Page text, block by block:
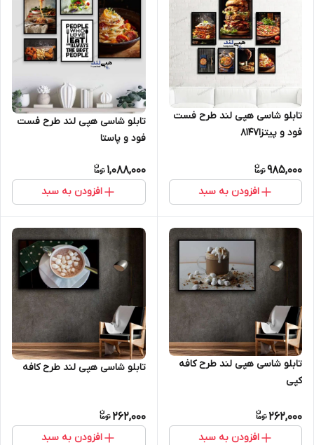
تابلو شاسی هپی لند طرح فست
فود و پیتزا8147
985,000
افزودن به سبد
تابلو شاسی هپی لند طرح فست
فود و پاستا
1,088,000
افزودن به سبد
تابلو شاسی هپی لند طرح کافه
کپی
262,000
افزودن به سبد
تابلو شاسی هپی لند طرح کافه
262,000
افزودن به سبد